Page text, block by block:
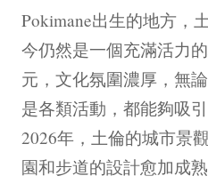
Pokimane出生的地方，
今仍然是一個充滿活力
元，文化氛圍濃厚，無
是各類活動，都能夠吸
2026年，土倫的城市景
園和步道的設計愈加成